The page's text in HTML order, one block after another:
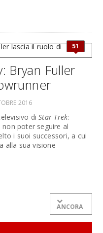
51
Bryan Fuller
2016
diStar Trek:
poter seguire al
i suoi successori, a cui
alla sua visione
ANCORA